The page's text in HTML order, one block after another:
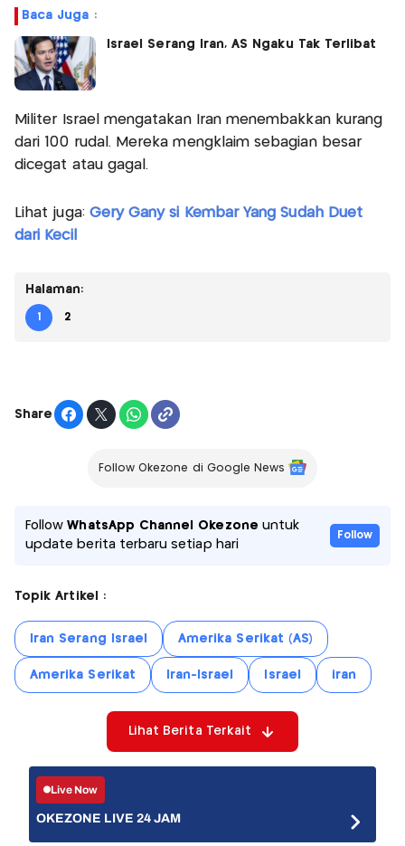
Baca Juga :
Israel Serang Iran, AS Ngaku Tak Terlibat
Militer Israel mengatakan Iran menembakkan kurang
dari 100 rudal. Mereka mengklaim sebagian besar
dicegat atau gagal.
Lihat juga: Gery Gany si Kembar Yang Sudah Duet
dari Kecil
Halaman:
1 2
Share
Follow Okezone di Google News
FollowWhatsApp Channel Okezone untuk
update berita terbaru setiap hari
Follow
Topik Artikel :
Iran Serang Israel Amerika Serikat (AS)
Amerika Serikat Iran-Israel Israel iran
Lihat Berita Terkait
Live Now
OKEZONE LIVE 24 JAM